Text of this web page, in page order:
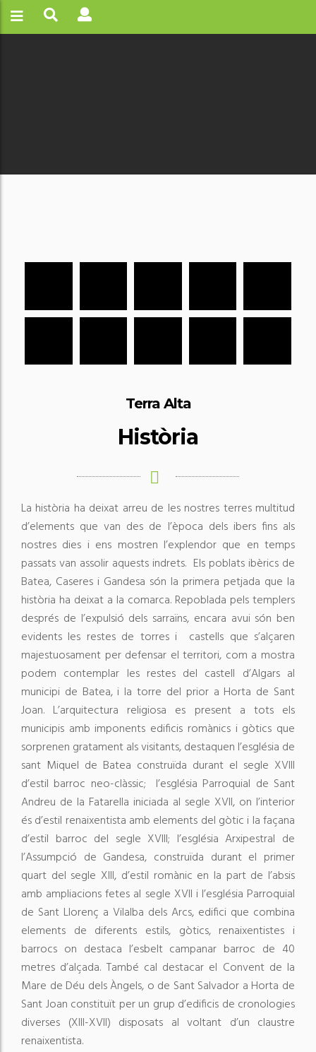
Terra Alta
Història
La història ha deixat arreu de les nostres terres multitud
d’elements que van des de l’època dels ibers fins als
nostres dies i ens mostren l’explendor que en temps
passats van assolir aquests indrets. Els poblats ibèrics de
Batea, Caseres i Gandesa són la primera petjada que la
història ha deixat a la comarca. Repoblada pels templers
després de l’expulsió dels sarraïns, encara avui són ben
evidents les restes de torres i castells que s’alçaren
majestuosament per defensar el territori, com a mostra
podem contemplar les restes del castell d’Algars al
municipi de Batea, i la torre del prior a Horta de Sant
Joan. L’arquitectura religiosa es present a tots els
municipis amb imponents edificis romànics i gòtics que
sorprenen gratament als visitants, destaquen l’església de
sant Miquel de Batea construïda durant el segle XVIII
d’estil barroc neo-clàssic; l’església Parroquial de Sant
Andreu de la Fatarella iniciada al segle XVII, on l’interior
és d’estil renaixentista amb elements del gòtic i la façana
d’estil barroc del segle XVIII; l’església Arxipestral de
l’Assumpció de Gandesa, construïda durant el primer
quart del segle XIII, d’estil romànic en la part de l’absis
amb ampliacions fetes al segle XVII i l’església Parroquial
de Sant Llorenç a Vilalba dels Arcs, edifici que combina
elements de diferents estils, gòtics, renaixentistes i
barrocs on destaca l’esbelt campanar barroc de 40
metres d’alçada. També cal destacar el Convent de la
Mare de Déu dels Àngels, o de Sant Salvador a Horta de
Sant Joan constituït per un grup d’edificis de cronologies
diverses (XIII-XVII) disposats al voltant d’un claustre
renaixentista.